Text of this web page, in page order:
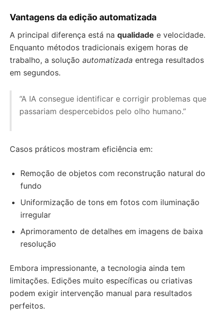
Vantagens da edição automatizada
A principal diferença está na qualidade e velocidade.
Enquanto métodos tradicionais exigem horas de
trabalho, a solução automatizada entrega resultados
em segundos.
“A IA consegue identificar e corrigir problemas que
passariam despercebidos pelo olho humano.”
Casos práticos mostram eficiência em:
Remoção de objetos com reconstrução natural do
fundo
Uniformização de tons em fotos com iluminação
irregular
Aprimoramento de detalhes em imagens de baixa
resolução
Embora impressionante, a tecnologia ainda tem
limitações. Edições muito específicas ou criativas
podem exigir intervenção manual para resultados
perfeitos.